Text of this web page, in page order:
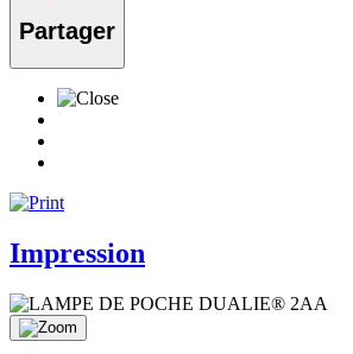
Partager
Impression